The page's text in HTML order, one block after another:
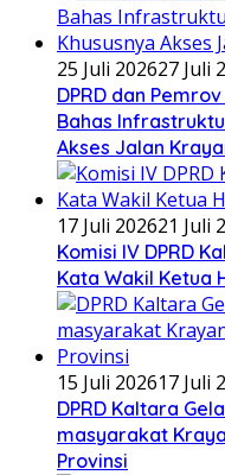
25 Juli 202627 Juli
DPRD dan
Bahas
Akses Jalan
17 Juli 202621 Juli
Komisi IV DPRD
Kata Wakil Ketua
15 Juli 202617 Juli
DPRD Kaltara
masyarakat
Provinsi